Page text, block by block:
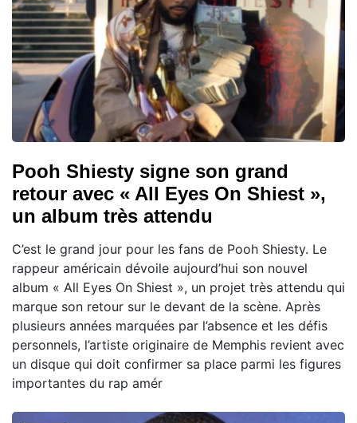
Pooh Shiesty signe son grand
retour avec « All Eyes On Shiest »,
un album très attendu
C’est le grand jour pour les fans de Pooh Shiesty. Le
rappeur américain dévoile aujourd’hui son nouvel
album « All Eyes On Shiest », un projet très attendu qui
marque son retour sur le devant de la scène. Après
plusieurs années marquées par l’absence et les défis
personnels, l’artiste originaire de Memphis revient avec
un disque qui doit confirmer sa place parmi les figures
importantes du rap amér